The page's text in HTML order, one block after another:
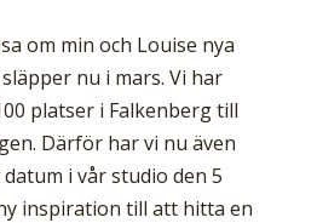
om min och Louise nya
nu i mars. Vi har
platser i Falkenberg till
Därför har vi nu även
i vår studio den 5
inspiration till att hitta en